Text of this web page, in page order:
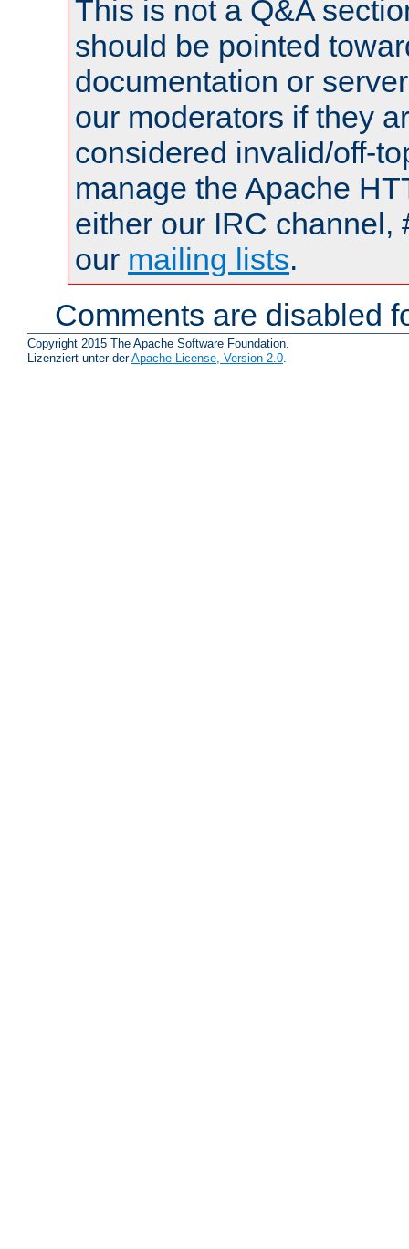
This is not a Q&A
should be pointed
documentation or
our moderators if they
considered invalid/off-
manage the Apache
either our IRC channel,
our mailing lists.
Comments are disabled
Copyright 2015 The Apache Software Foundation.
Lizenziert unter derApache License, Version 2.0.